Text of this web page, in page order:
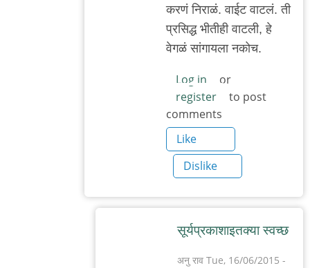
करणं निराळं. वाईट वाटलं. ती
प्रसिद्ध भीतीही वाटली, हे
वेगळं सांगायला नकोच.
Log in
or
register
to post
comments
Like
Dislike
सूर्यप्रकाशाइतक्या स्वच्छ
अनु राव Tue, 16/06/2015 -